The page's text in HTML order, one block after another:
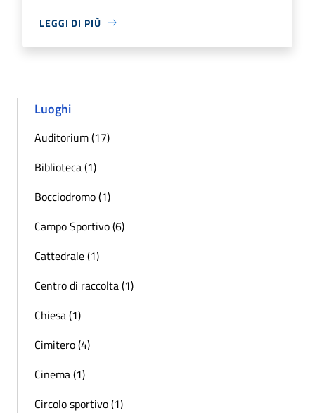
LEGGI DI PIÙ
Luoghi
Auditorium (17)
Biblioteca (1)
Bocciodromo (1)
Campo Sportivo (6)
Cattedrale (1)
Centro di raccolta (1)
Chiesa (1)
Cimitero (4)
Cinema (1)
Circolo sportivo (1)